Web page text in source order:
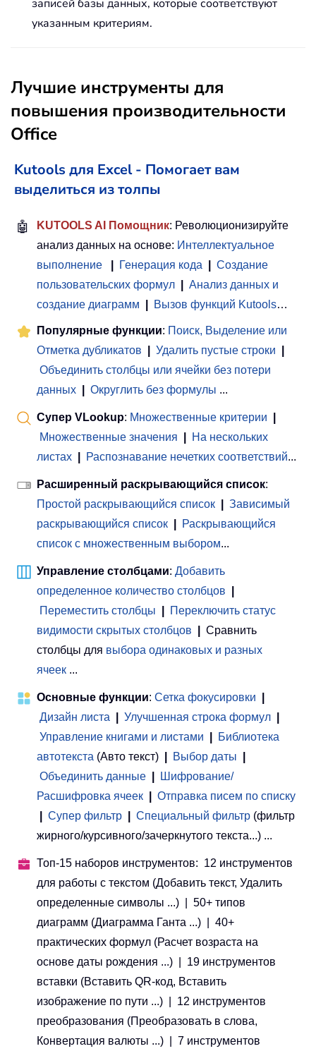
записей базы данных, которые соответствуют
указанным критериям.
Лучшие инструменты для
повышения производительности
Office
Kutools для Excel - Помогает вам
выделиться из толпы
🤖 KUTOOLS AI Помощник: Революционизируйте
анализ данных на основе: Интеллектуальное
выполнение
Генерация кода
Создание
пользовательских формул
Анализ данных и
создание диаграмм
Вызов функций Kutools…
Популярные функции: Поиск, Выделение или
Отметка дубликатов
Удалить пустые строки
Объединить столбцы или ячейки без потери
данных
Округлить без формулы ...
Супер VLookup: Множественные критерии
Множественные значения
На нескольких
листах
Распознавание нечетких соответствий...
Расширенный раскрывающийся список:
Простой раскрывающийся список
Зависимый
раскрывающийся список
Раскрывающийся
список с множественным выбором...
Управление столбцами: Добавить
определенное количество столбцов
Переместить столбцы
Переключить статус
видимости скрытых столбцов
Сравнить
столбцы для выбора одинаковых и разных
ячеек ...
Основные функции: Сетка фокусировки
Дизайн листа
Улучшенная строка формул
Управление книгами и листами
Библиотека
автотекста (Авто текст) Выбор даты
Объединить данные
Шифрование/
Расшифровка ячеек
Отправка писем по списку
Супер фильтр Специальный фильтр (фильтр
жирного/курсивного/зачеркнутого текста...) ...
Топ-15 наборов инструментов: 12 инструментов
для работы с текстом (Добавить текст, Удалить
определенные символы ...) | 50+ типов
диаграмм (Диаграмма Ганта ...) | 40+
практических формул (Расчет возраста на
основе даты рождения ...) | 19 инструментов
вставки (Вставить QR-код, Вставить
изображение по пути ...) | 12 инструментов
преобразования (Преобразовать в слова,
Конвертация валюты ...) | 7 инструментов